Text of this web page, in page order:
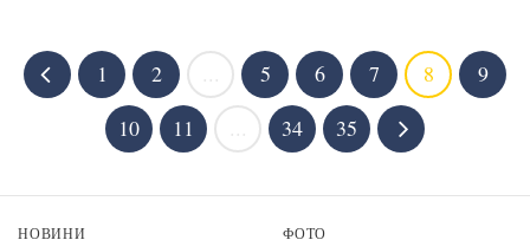
1 2 5 6 7 8
9
10
11 34 35
НОВИНИ ФОТО